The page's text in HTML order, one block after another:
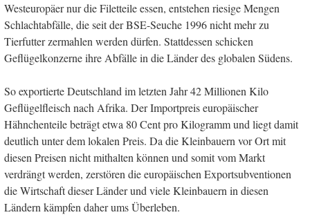
Westeuropäer nur die Filetteile essen, entstehen riesige Mengen
Schlachtabfälle, die seit der BSE-Seuche 1996 nicht mehr zu
Tierfutter zermahlen werden dürfen. Stattdessen schicken
Geflügelkonzerne ihre Abfälle in die Länder des globalen Südens.
So exportierte Deutschland im letzten Jahr 42 Millionen Kilo
Geflügelfleisch nach Afrika. Der Importpreis europäischer
Hähnchenteile beträgt etwa 80 Cent pro Kilogramm und liegt damit
deutlich unter dem lokalen Preis. Da die Kleinbauern vor Ort mit
diesen Preisen nicht mithalten können und somit vom Markt
verdrängt werden, zerstören die europäischen Exportsubventionen
die Wirtschaft dieser Länder und viele Kleinbauern in diesen
Ländern kämpfen daher ums Überleben.